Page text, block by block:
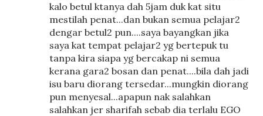
kalo betul ktanya dah 5jam duk kat situ
mestilah penat...dan bukan semua pelajar2
dengar betul2 pun....saya bayangkan jika
saya kat tempat pelajar2 yg bertepuk tu
tanpa kira siapa yg bercakap ni semua
kerana gara2 bosan dan penat....bila dah jadi
isu baru diorang tersedar...mungkin diorang
pun menyesal...apapun nak salahkan
salahkan jer sharifah sebab dia terlalu EGO